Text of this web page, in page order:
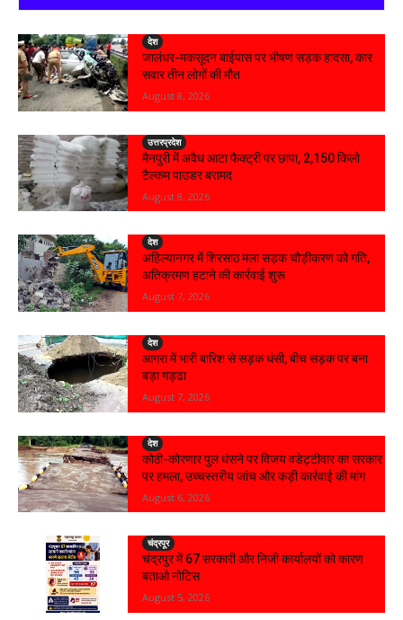
देश
जालंधर-मकसूदन बाईपास पर भीषण सड़क हादसा, कार
सवार तीन लोगों की मौत
August 8, 2026
उत्तरप्रदेश
मैनपुरी में अवैध आटा फैक्ट्री पर छापा, 2,150 किलो
टैल्कम पाउडर बरामद
August 8, 2026
देश
अहिल्यानगर में शिरसाठ मला सड़क चौड़ीकरण को गति,
अतिक्रमण हटाने की कार्रवाई शुरू
August 7, 2026
देश
आगरा में भारी बारिश से सड़क धंसी, बीच सड़क पर बना
बड़ा गड्ढा
August 7, 2026
देश
कोठी-कोरणार पुल धंसने पर विजय वडेट्टीवार का सरकार
पर हमला, उच्चस्तरीय जांच और कड़ी कार्रवाई की मांग
August 6, 2026
चंद्रपूर
चंद्रपुर में 67 सरकारी और निजी कार्यालयों को कारण
बताओ नोटिस
August 5, 2026